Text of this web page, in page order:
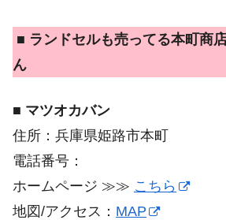
■ ランドセルも売ってる本町商
ん
■ マツオカバン
住所：兵庫県姫路市本町
電話番号：
ホームページ ≫≫ こちら
地図/アクセス： MAP